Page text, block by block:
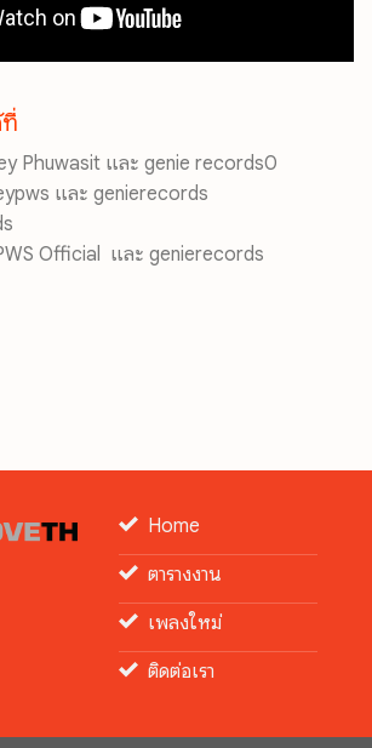
ที่
Phuwasit และ genie records0
และ genierecords
Official และ genierecords
Home
ตารางงาน
เพลงใหม่
ติดต่อเรา